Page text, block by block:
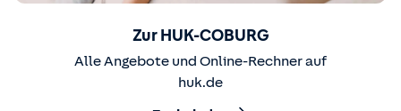
Zur HUK-COBURG
Alle Angebote und Online-Rechner auf
huk.de